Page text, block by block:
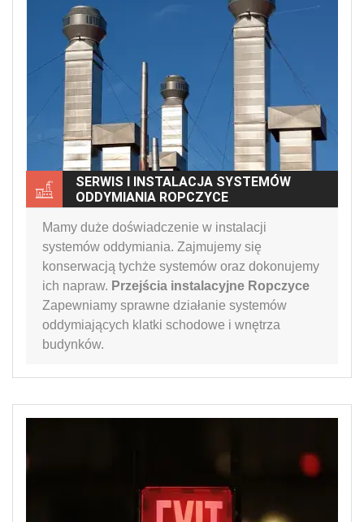
SERWIS I INSTALACJA SYSTEMÓW
ODDYMIANIA ROPCZYCE
Mamy duże doświadczenie w instalacji
systemów oddymiania. Zajmujemy się
konserwacją tychże systemów oraz dokonujemy
ich napraw. Przejścia instalacyjne Ropczyce
Zapewniamy sprawne działanie systemów
oddymiających klatki schodowe i wnętrza
budynków.